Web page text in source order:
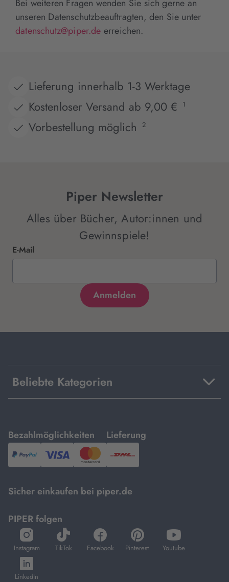
Bei weiteren Fragen wenden Sie sich gerne an
unseren Datenschutzbeauftragten, den Sie unter
datenschutz@piper.de erreichen.
Lieferung innerhalb 1-3 Werktage
Kostenloser Versand ab 9,00 €
1
Vorbestellung möglich 2
Piper Newsletter
Alles über Bücher, Autor:innen und
Gewinnspiele!
E-Mail
Beliebte Kategorien
Bezahlmöglichkeiten
mit
PayPal,Visa
und
Lieferung
mit
DHL.
Sicher einkaufen bei piper.de
PIPER folgen
Instagram
öffnet
in
neuem
Tab
TikTok
öffnet
in
Facebook
öffnet
in
Pinterest
öffnet
in
Youtube
öffnet
in
LinkedIn
öffnet
in